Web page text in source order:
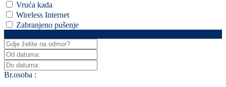
Vruća kada
Wireless Internet
Zabranjeno pušenje
Br.osoba :